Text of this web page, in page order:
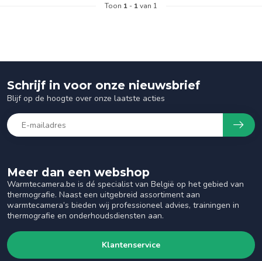
Toon 1 - 1van 1
Meer dan een webshop
Warmtecamera.be is dé specialist van België op het gebied van
thermografie. Naast een uitgebreid assortiment aan
warmtecamera’s bieden wij professioneel advies, trainingen in
thermografie en onderhoudsdiensten aan.
Klantenservice
Schrijf in voor onze nieuwsbrief
Blijf op de hoogte over onze laatste acties